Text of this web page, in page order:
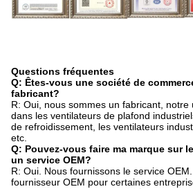
Questions fréquentes
Q: Êtes-vous une société de
fabricant?
R: Oui, nous sommes un fabricant, notre
dans les ventilateurs de plafond
de refroidissement, les ventilateurs
etc.
Q: Pouvez-vous faire ma marque sur
un service OEM?
R: Oui. Nous fournissons le service
fournisseur OEM pour certaines